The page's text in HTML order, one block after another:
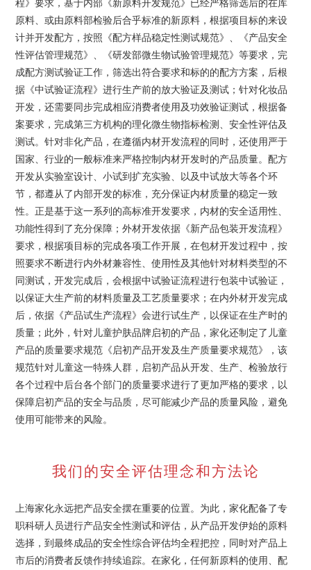
原料、或由原料部检验后合乎标准的新原料，根据项目标的来设
计并开发配方，按照《配方样品稳定性测试规范》、《产品安全
性评估管理规范》、《研发部微生物试验管理规范》等要求，完
成配方测试验证工作，筛选出符合要求和标的的配方方案，后根
据《中试验证流程》进行生产前的放大验证及测试；针对化妆品
开发，还需要同步完成相应消费者使用及功效验证测试，根据备
案要求，完成第三方机构的理化微生物指标检测、安全性评估及
测试。针对非化产品，在遵循内材开发流程的同时，还使用严于
国家、行业的一般标准来严格控制内材开发时的产品质量。配方
开发从实验室设计、小试到扩充实验、以及中试放大等各个环
节，都遵从了内部开发的标准，充分保证内材质量的稳定一致
性。正是基于这一系列的高标准开发要求，内材的安全适用性、
功能性得到了充分保障；外材开发依据《新产品包装开发流程》
要求，根据项目标的完成各项工作开展，在包材开发过程中，按
照要求不断进行内外材兼容性、使用性及其他针对材料类型的不
同测试，开发完成后，会根据中试验证流程进行包装中试验证，
以保证大生产前的材料质量及工艺质量要求；在内外材开发完成
后，依据《产品试生产流程》会进行试生产，以保证在生产时的
质量；此外，针对儿童护肤品牌启初的产品，家化还制定了儿童
产品的质量要求规范《启初产品开发及生产质量要求规范》，该
规范针对儿童这一特殊人群，启初产品从开发、生产、检验放行
各个过程中后台各个部门的质量要求进行了更加严格的要求，以
保障启初产品的安全与品质，尽可能减少产品的质量风险，避免
使用可能带来的风险。
我们的安全评估理念和方法论
上海家化永远把产品安全摆在重要的位置。为此，家化配备了专
职科研人员进行产品安全性测试和评估，从产品开发伊始的原料
选择，到最终成品的安全性综合评估均全程把控，同时对产品上
市后的消费者反馈作持续追踪。在家化，任何新原料的使用、配